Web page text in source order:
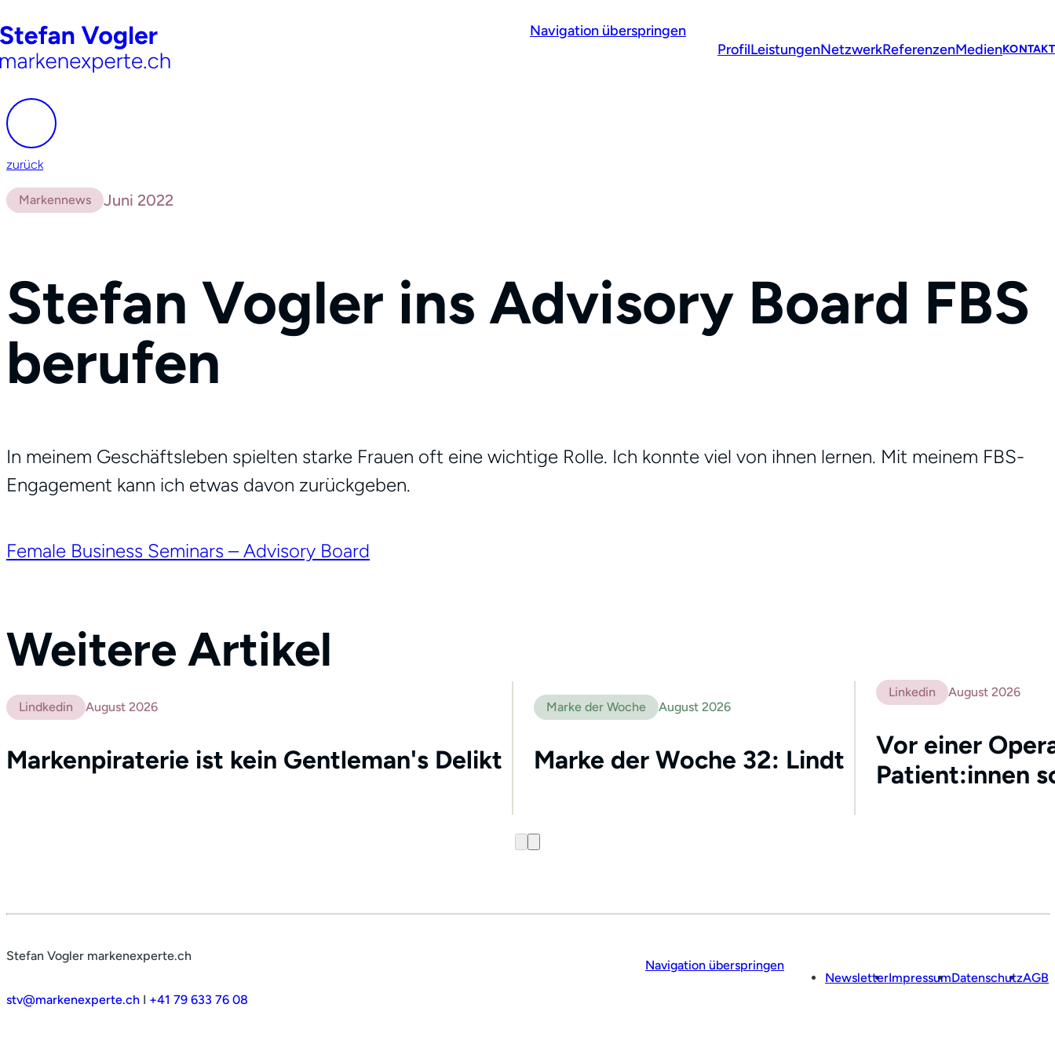
Navigation überspringen
ProfilLeistungenNetzwerkReferenzenMedienKONTAKT
zurück
Markennews Juni 2022
Stefan Vogler ins Advisory Board FBS
berufen
In meinem Geschäftsleben spielten starke Frauen oft eine wichtige Rolle. Ich konnte viel von ihnen lernen. Mit meinem FBS-
Engagement kann ich etwas davon zurückgeben.
Female Business Seminars – Advisory Board
Weitere Artikel
Lindkedin August 2026
Markenpiraterie ist kein Gentleman's Delikt
Marke der Woche August 2026
Marke der Woche 32: Lindt
Linkedin August 2026
Vor einer
Patient:innen
Stefan Vogler markenexperte.ch
stv@markenexperte.ch I +41 79 633 76 08
Navigation überspringen
NewsletterImpressumDatenschutzAGB